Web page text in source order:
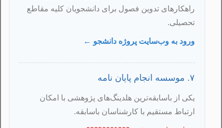
راهکارهای تدوین فصول برای دانشجویان کلیه مقاطع
تحصیلی.
ورود به وب‌سایت پروژه دانشجو ←
۷. موسسه انجام پایان نامه
یکی از باسابقه‌ترین هلدینگ‌های پژوهشی با امکان
ارتباط مستقیم با کارشناسان باسابقه.